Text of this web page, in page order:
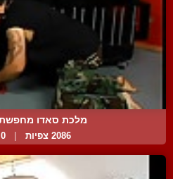
מלכת סאדו
2086 צפיות | 0 המלצות